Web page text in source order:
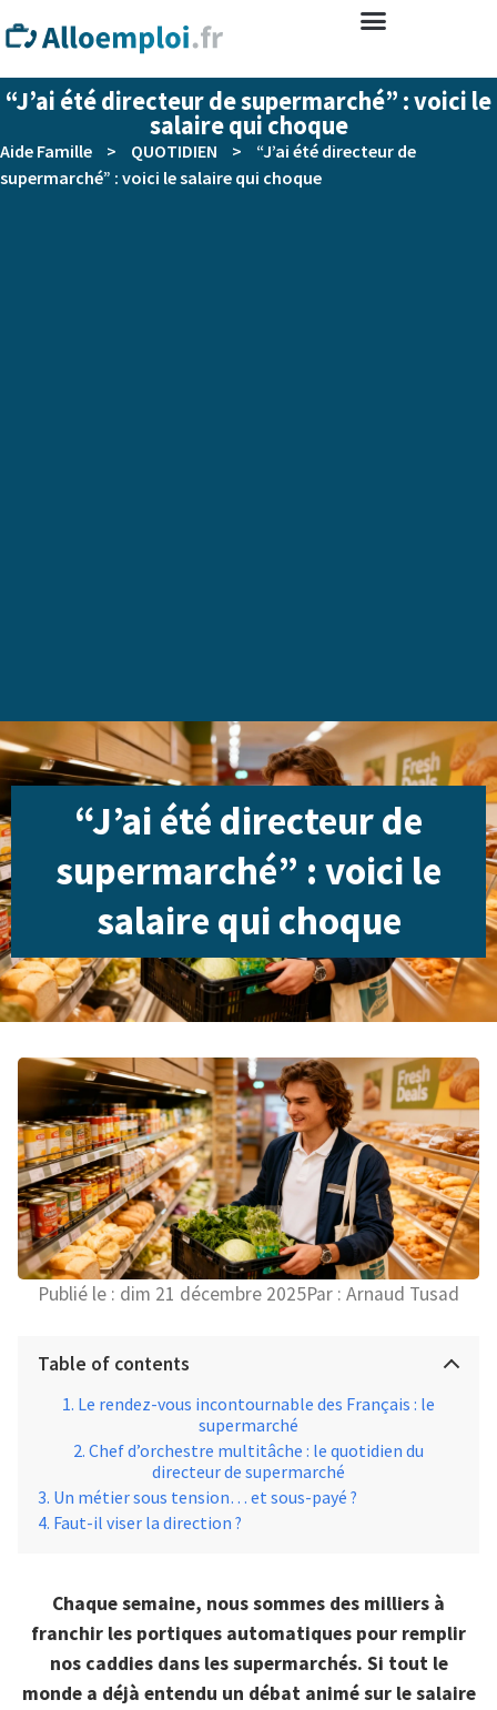
“J’ai été directeur de supermarché” : voici le
salaire qui choque
Aide Famille > QUOTIDIEN >
“J’ai été directeur de
supermarché” : voici le salaire qui choque
“J’ai été directeur de
supermarché” : voici le
salaire qui choque
Publié le : dim 21 décembre 2025Par : Arnaud Tusad
Table of contents
Le rendez-vous incontournable des Français : le
supermarché
Chef d’orchestre multitâche : le quotidien du
directeur de supermarché
Un métier sous tension… et sous-payé ?
Faut-il viser la direction ?
Chaque semaine, nous sommes des milliers à
franchir les portiques automatiques pour remplir
nos caddies dans les supermarchés. Si tout le
monde a déjà entendu un débat animé sur le salaire